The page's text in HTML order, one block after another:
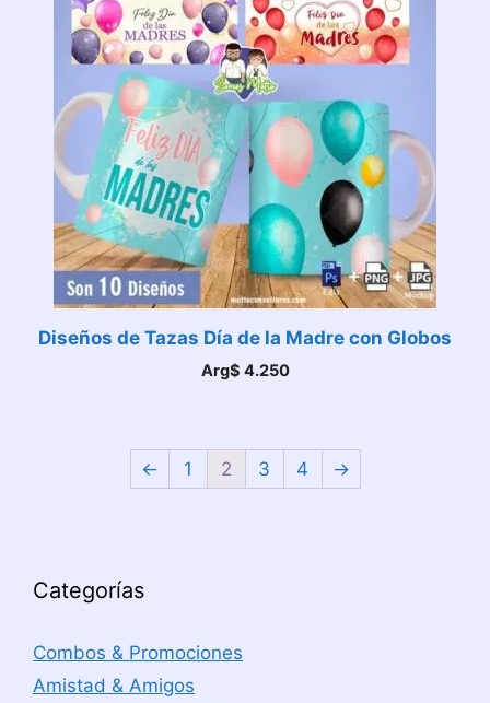
Diseños de Tazas Día de la Madre con Globos
Arg$ 4.250
← 1 2 3 4 →
Categorías
Combos & Promociones
Amistad & Amigos